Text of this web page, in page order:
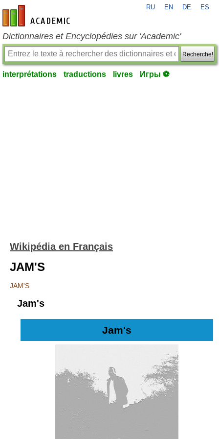
fr-academic.com
RU EN DE ES
Dictionnaires et Encyclopédies sur 'Academic'
Recherche!
interprétations traductions livres Игры ⚽
Wikipédia en Français
JAM'S
JAM'S
Jam's
Jam's